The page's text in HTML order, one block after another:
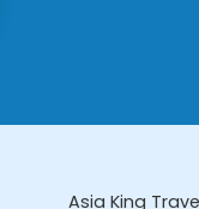
Asia King